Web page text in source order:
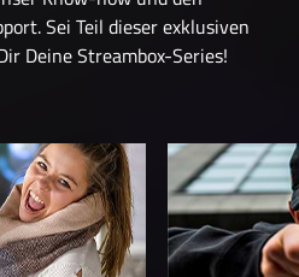
Sei Teil dieser exklusiven
Deine Streambox-Series!